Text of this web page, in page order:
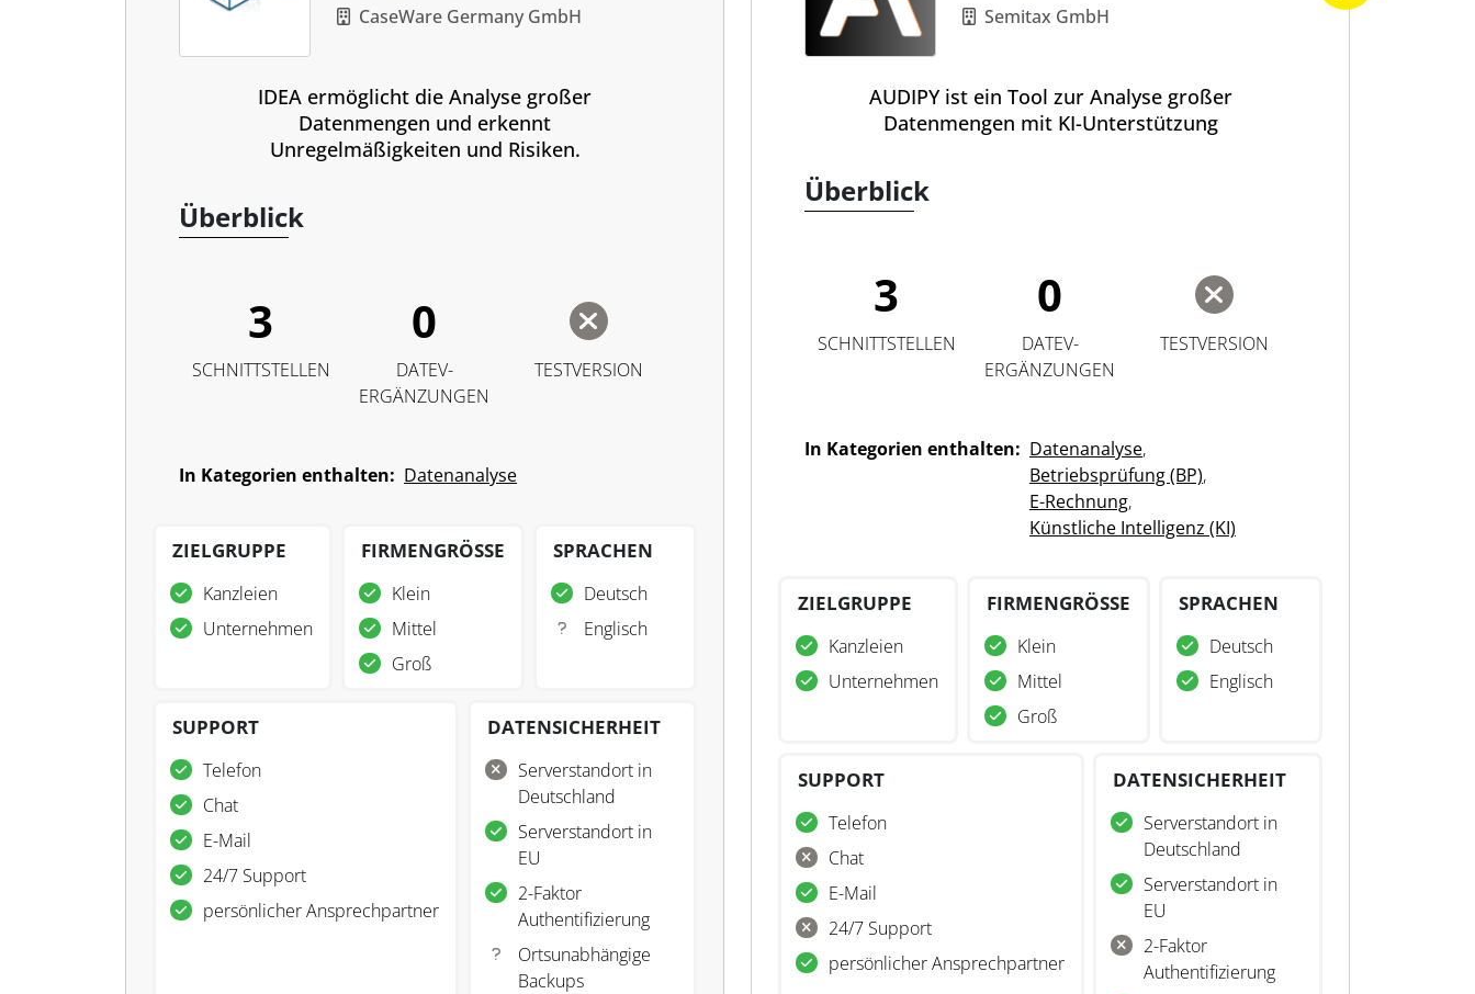
CaseWare Germany GmbH
IDEA ermöglicht die Analyse großer
Datenmengen und erkennt
Unregelmäßigkeiten und Risiken.
Überblick
3
SCHNITTSTELLEN
0
DATEV-
ERGÄNZUNGEN
TESTVERSION
In Kategorien enthalten: Datenanalyse
ZIELGRUPPE
Kanzleien
Unternehmen
FIRMENGRÖSSE
Klein
Mittel
Groß
SPRACHEN
Deutsch
Englisch
SUPPORT
Telefon
Chat
E-Mail
24/7 Support
persönlicher Ansprechpartner
DATENSICHERHEIT
Serverstandort in
Deutschland
Serverstandort in
EU
2-Faktor
Authentifizierung
Ortsunabhängige
Backups
Semitax GmbH
AUDIPY ist ein Tool zur Analyse großer
Datenmengen mit KI-Unterstützung
Überblick
3
SCHNITTSTELLEN
0
DATEV-
ERGÄNZUNGEN
TESTVERSION
In Kategorien enthalten: Datenanalyse,
Betriebsprüfung (BP),
E-Rechnung,
Künstliche Intelligenz (KI)
ZIELGRUPPE
Kanzleien
Unternehmen
FIRMENGRÖSSE
Klein
Mittel
Groß
SPRACHEN
Deutsch
Englisch
SUPPORT
Telefon
Chat
E-Mail
24/7 Support
persönlicher Ansprechpartner
DATENSICHERHEIT
Serverstandort in
Deutschland
Serverstandort in
EU
2-Faktor
Authentifizierung